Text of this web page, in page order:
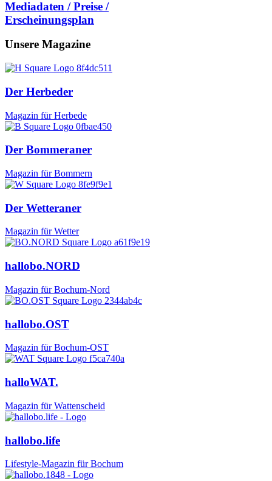
Mediadaten / Preise /
Erscheinungsplan
Unsere Magazine
Der Herbeder
Magazin für Herbede
Der Bommeraner
Magazin für Bommern
Der Wetteraner
Magazin für Wetter
hallobo.NORD
Magazin für Bochum-Nord
hallobo.OST
Magazin für Bochum-OST
halloWAT.
Magazin für Wattenscheid
hallobo.life
Lifestyle-Magazin für Bochum